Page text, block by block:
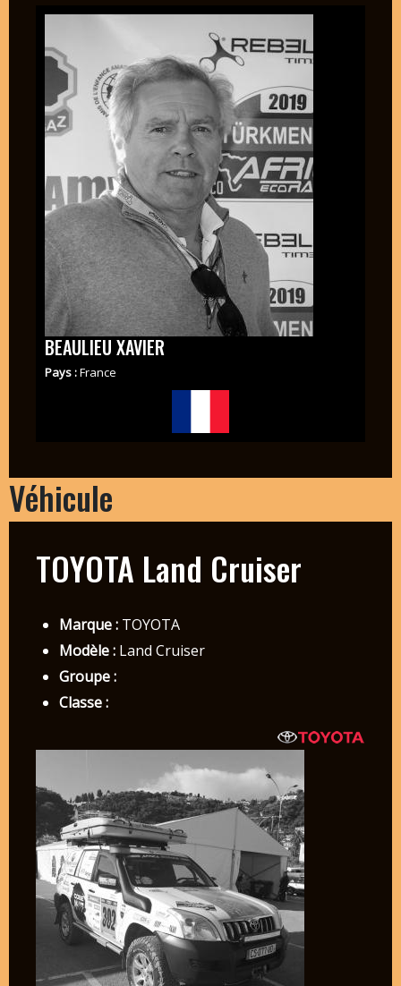
BEAULIEU XAVIER
Pays :France
Véhicule
TOYOTA Land Cruiser
Marque :TOYOTA
Modèle :Land Cruiser
Groupe :
Classe :